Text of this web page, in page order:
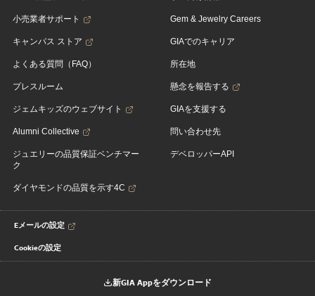
小売業者サポート
キャンパス ストア
よくある質問（FAQ）
プレスルーム
ジェムキッズのウェブサイト
Alumni Collective
ジュエリーの品質保証ベンチマー
ク
ダイヤモンドの品質を示す4C
Gem & Jewelry Careers
GIAでのキャリア
所在地
懸念を報告する
GIAを支援する
問い合わせ先
デベロッパーAPI
Eメールの設定
Cookieの設定
新GIA Appをダウンロード